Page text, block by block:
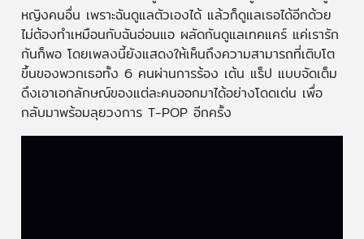
หญิงคนอื่น เพราะฉันดูแลตัวเองได้ แล้วก็ดูแลเธอได้อีกด้วย
ไม่ต้องทำเหมือนกับฉันอ่อนแอ ผลัดกันดูแลเทคแคร์ แค่เรารัก
กันก็พอ โดยเพลงนี้ยังแสดงให้เห็นถึงความสามารถที่เติบโต
ขึ้นของพวกเธอทั้ง 6 คนผ่านการร้อง เต้น แร็ป แบบจัดเต็ม
ดึงเอาเอกลักษณ์ของแต่ละคนออกมาได้อย่างโดดเด่น เพื่อ
กลับมาพร้อมลุยวงการ T-POP อีกครั้ง